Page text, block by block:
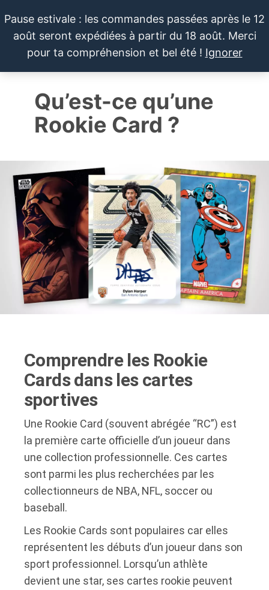
Pause estivale : les commandes passées après le 12
août seront expédiées à partir du 18 août. Merci
pour ta compréhension et bel été ! Ignorer
LE SPORTIF
DU
Cartes
et
produits
autour
du
sport et
de la
Qu’est-ce qu’une
Rookie Card ?
Comprendre les Rookie
Cards dans les cartes
sportives
Une Rookie Card (souvent abrégée “RC”) est
la première carte officielle d’un joueur dans
une collection professionnelle. Ces cartes
sont parmi les plus recherchées par les
collectionneurs de NBA, NFL, soccer ou
baseball.
Les Rookie Cards sont populaires car elles
représentent les débuts d’un joueur dans son
sport professionnel. Lorsqu’un athlète
devient une star, ses cartes rookie peuvent